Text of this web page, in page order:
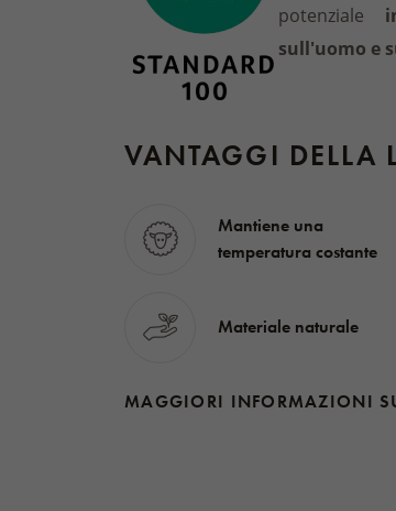
potenziale
sull'uomo e
VANTAGGI DELLA
Mantiene una
temperatura costante
Materiale naturale
MAGGIORI INFORMAZIONI